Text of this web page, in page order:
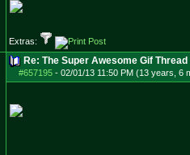
Extras:
Re: The Super Awesome Gif Thread
#657195- 02/01/13 11:50 PM (13 years, 6